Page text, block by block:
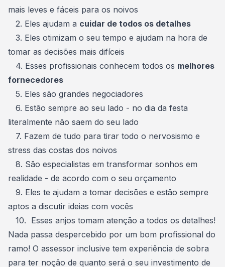
mais leves e fáceis para os noivos
2. Eles ajudam a cuidar de todos os detalhes
3. Eles otimizam o seu tempo e ajudam na hora de
tomar as decisões mais difíceis
4. Esses profissionais conhecem todos os melhores
fornecedores
5. Eles são grandes negociadores
6. Estão sempre ao seu lado - no dia da festa
literalmente não saem do seu lado
7. Fazem de tudo para tirar todo o nervosismo e
stress das costas dos noivos
8. São especialistas em transformar sonhos em
realidade - de acordo com o seu orçamento
9. Eles te ajudam a tomar decisões e estão sempre
aptos a discutir ideias com vocês
10. Esses anjos tomam atenção a todos os detalhes!
Nada passa despercebido por um bom profissional do
ramo! O assessor inclusive tem experiência de sobra
para ter noção de quanto será o seu investimento de